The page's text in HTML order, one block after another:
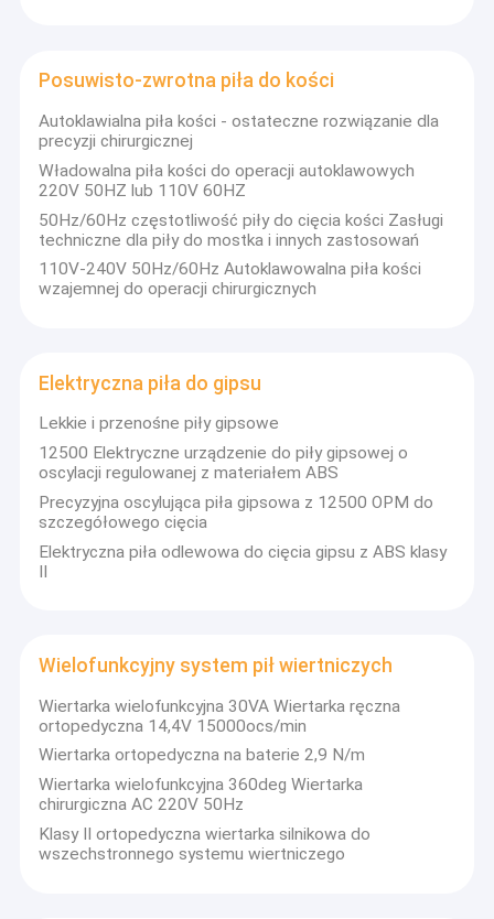
Dom
Produkty
Posuwisto-zwrotna piła do kości
Autoklawialna piła kości - ostateczne rozwiązanie dla
precyzji chirurgicznej
Władowalna piła kości do operacji autoklawowych
220V 50HZ lub 110V 60HZ
50Hz/60Hz częstotliwość piły do cięcia kości Zasługi
techniczne dla piły do mostka i innych zastosowań
110V-240V 50Hz/60Hz Autoklawowalna piła kości
wzajemnej do operacji chirurgicznych
Elektryczna piła do gipsu
Lekkie i przenośne piły gipsowe
12500 Elektryczne urządzenie do piły gipsowej o
oscylacji regulowanej z materiałem ABS
Precyzyjna oscylująca piła gipsowa z 12500 OPM do
szczegółowego cięcia
Elektryczna piła odlewowa do cięcia gipsu z ABS klasy
II
Wielofunkcyjny system pił wiertniczych
Wiertarka wielofunkcyjna 30VA Wiertarka ręczna
ortopedyczna 14,4V 15000ocs/min
Wiertarka ortopedyczna na baterie 2,9 N/m
Wiertarka wielofunkcyjna 360deg Wiertarka
chirurgiczna AC 220V 50Hz
Klasy II ortopedyczna wiertarka silnikowa do
wszechstronnego systemu wiertniczego
Ruijin jest spółką zintegrowaną z nauką, przemysłem i
handlem, dostarczającą głównie medyczne piły
elektryczne i wiertarki z narzędziami ortopedycznymi,